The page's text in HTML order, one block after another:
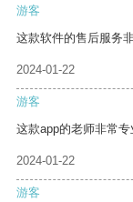
游客
这款软件的售后服务
2024-01-22
游客
这款app的老师非常
2024-01-22
游客